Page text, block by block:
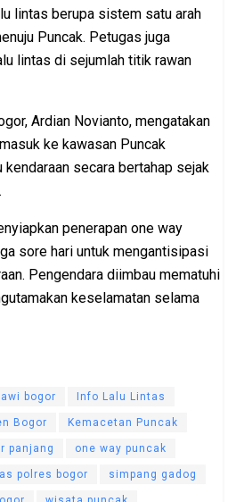
lintas berupa sistem satu arah
Puncak. Petugas juga
lintas di sejumlah titik rawan
Ardian Novianto, mengatakan
ke kawasan Puncak
secara bertahap sejak
penerapan one way
sore hari untuk mengantisipasi
Pengendara diimbau mematuhi
keselamatan selama
bogor Info Lalu Lintas
Bogor Kemacetan Puncak
panjang one way puncak
polres bogor simpang gadog